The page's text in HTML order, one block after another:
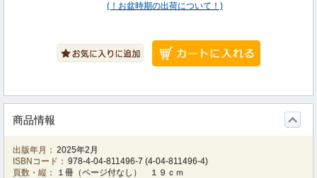
(！お盆時期の出荷について！)
商品情報
出版年月： 2025年2月
ISBNコード： 978-4-04-811496-7 (4-04-811496-4)
頁数・縦：
１冊（ページ付なし） １９ｃｍ